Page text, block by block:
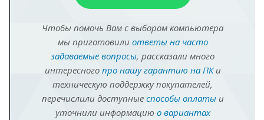
Чтобы помочь Вам с выбором компьютера
мы приготовили ответы на часто
задаваемые вопросы, рассказали много
интересного про нашу гарантию на ПКи
техническую поддержку покупателей,
перечислили доступные способы оплатыи
уточнили информацию о вариантах